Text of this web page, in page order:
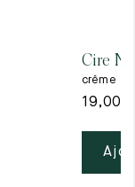
Cire
crême
19,00